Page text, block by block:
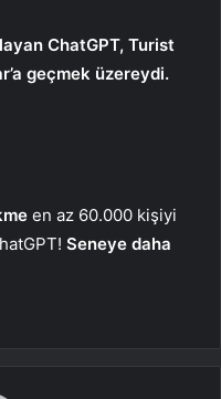
ChatGPT, Turist
geçmek üzereydi.
en az 60.000 kişiyi
Seneye daha